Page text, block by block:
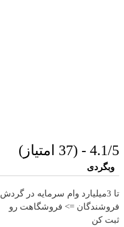
4.1/5 - (37 امتیاز)
وبگردی
تا 3میلیارد وام سرمایه در گردش
فروشندگان => فروشگاهت رو
ثبت کن